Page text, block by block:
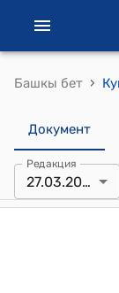
Башкы бет ›
Документ
Редакция
27.03.2025